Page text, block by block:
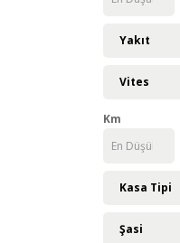
Yakıt
Vites
Km
Kasa Tipi
Şasi